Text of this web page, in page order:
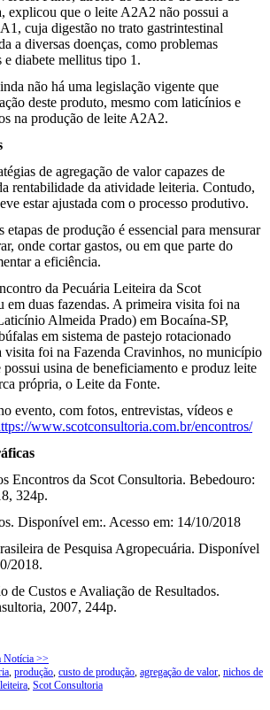
explicou que o leite A2A2 não possui a
cuja digestão no trato gastrintestinal
a diversas doenças, como problemas
e diabete mellitus tipo 1.
não há uma legislação vigente que
deste produto, mesmo com laticínios e
na produção de leite A2A2.
de agregação de valor capazes de
rentabilidade da atividade leiteria. Contudo,
estar ajustada com o processo produtivo.
etapas de produção é essencial para mensurar
onde cortar gastos, ou em que parte do
a eficiência.
da Pecuária Leiteira da Scot
em duas fazendas. A primeira visita foi na
Almeida Prado) em Bocaína-SP,
em sistema de pastejo rotacionado
visita foi na Fazenda Cravinhos, no município
possui usina de beneficiamento e produz leite
própria, o Leite da Fonte.
evento, com fotos, entrevistas, vídeos e
www.scotconsultoria.com.br/encontros/
Encontros da Scot Consultoria. Bebedouro:
324p.
Disponível em:. Acesso em: 14/10/2018
de Pesquisa Agropecuária. Disponível
2018.
de Custos e Avaliação de Resultados.
2007, 244p.
Notícia >>
, produção, custo de produção, agregação de valor, nichos de
, Scot Consultoria